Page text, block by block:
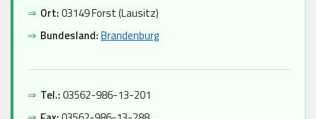
⇒ Ort:03149 Forst (Lausitz)
⇒ Bundesland:Brandenburg
⇒ Tel.:03562-986-13-201